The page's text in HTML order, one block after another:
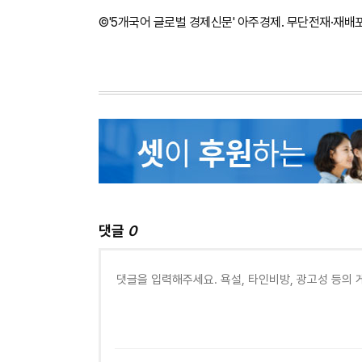
©'5개국어 글로벌 경제신문' 아주경제. 무단전재·재배
댓글 0